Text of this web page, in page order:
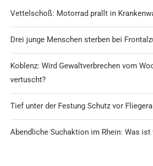
Vettelschoß: Motorrad prallt in
Drei junge Menschen sterben bei
Koblenz: Wird Gewaltverbrechen vom
vertuscht?
Tief unter der Festung Schutz vor
Abendliche Suchaktion im Rhein: Was